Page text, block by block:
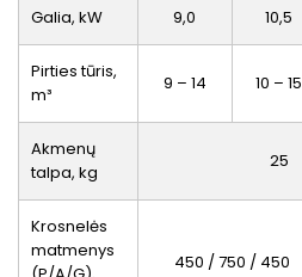
Galia, kW 9,0 10,5
Pirties tūris,
m³
9 – 14 10 – 15
Akmenų
talpa, kg
25
Krosnelės
matmenys
450 / 750 / 450